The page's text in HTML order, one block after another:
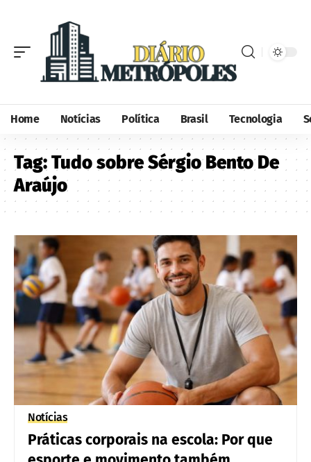
Home Notícias Política Brasil Tecnologia
Tag:Tudo sobre Sérgio Bento De
Araújo
Notícias
Práticas corporais na escola: Por que